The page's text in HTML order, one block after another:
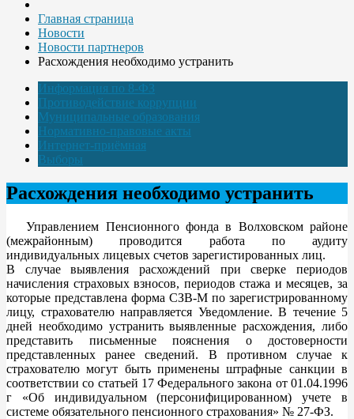
Главная страница
Новости
Новости партнеров
Расхождения необходимо устранить
Информация по 8-ФЗ
Противодействие коррупции
Муниципальные образования
Нормативно-правовые акты
Интернет-приёмная
Выборы
Расхождения необходимо устранить
Управлением Пенсионного фонда в Волховском районе
(межрайонным) проводится работа по аудиту
индивидуальных лицевых счетов зарегистированных лиц.
В случае выявления расхождений при сверке периодов
начисления страховых взносов, периодов стажа и месяцев, за
которые представлена форма СЗВ-М по зарегистрированному
лицу, страхователю направляется Уведомление. В течение 5
дней необходимо устранить выявленные расхождения, либо
представить письменные пояснения о достоверности
представленных ранее сведений. В противном случае к
страхователю могут быть применены штрафные санкции в
соответствии со статьей 17 Федерального закона от 01.04.1996
г «Об индивидуальном (персонифицированном) учете в
системе обязательного пенсионного страхования» № 27-ФЗ.